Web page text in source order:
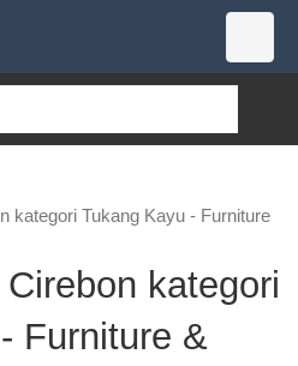
kategori Tukang Kayu - Furniture
kategori
Furniture &